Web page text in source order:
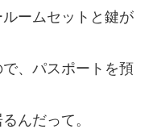
ームセットと鍵が
、パスポートを預
んだって。